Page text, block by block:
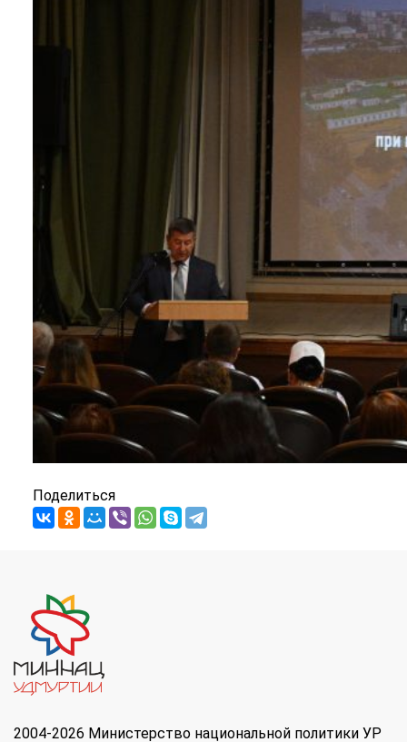
Поделиться
2004-2026 Министерство национальной политики УР